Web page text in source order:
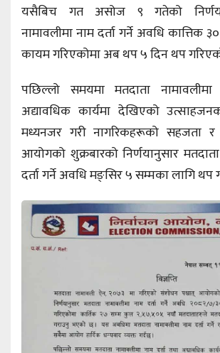
यसैबिच गत असोज ९ गतेको
नामावलीमा नाम दर्ता गर्ने अवधि कात्तिक
कायम गरिएकोमा अब थप ५ दिन थप
पछिल्लो समयमा मतदाता
अद्यावधिक कार्यमा देखिएको
मध्यनजर गरी नागरिकहरूको सहजता र
आयोगको शुक्रबारको निर्णयानुसार
दर्ता गर्ने अवधि मङ्सिर ५ सम्मका लागि थप